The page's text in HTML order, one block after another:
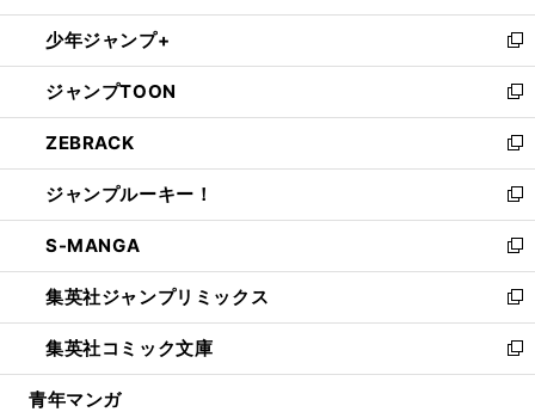
ウ
で
開
く
ン
ド
ウ
で
開
く
ウ
ィ
ン
ド
ウ
で
開
く
し
い
ウ
ィ
ン
ド
ウ
で
開
く
少年ジャンプ+
新
し
い
ウ
ィ
ン
ド
ウ
で
開
く
ジャンプTOON
新
し
い
ウ
ィ
ン
ド
ウ
で
開
く
ZEBRACK
新
し
い
ウ
ィ
ン
ド
ウ
で
開
ジャンプルーキー！
新
し
い
ウ
ィ
ン
ド
ウ
S-MANGA
新
し
い
ウ
ィ
ン
集英社ジャンプリミックス
新
し
い
ウ
集英社コミック文庫
新
し
青年マンガ